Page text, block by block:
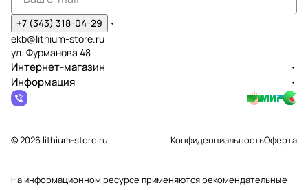
+7 (343) 318-04-29
ekb@lithium-store.ru
ул. Фурманова 48
Интернет-магазин
Информация
© 2026 lithium-store.ru КонфиденциальностьОферта
На информационном ресурсе применяютсярекомендательные